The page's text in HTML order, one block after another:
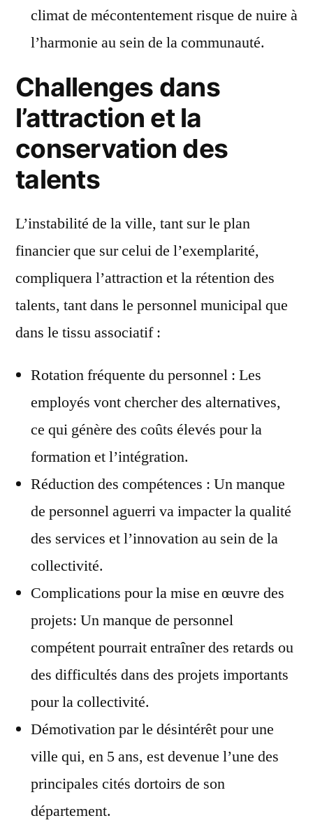
climat de mécontentement risque de nuire à
l’harmonie au sein de la communauté.
Challenges dans
l’attraction et la
conservation des
talents
L’instabilité de la ville, tant sur le plan
financier que sur celui de l’exemplarité,
compliquera l’attraction et la rétention des
talents, tant dans le personnel municipal que
dans le tissu associatif :
Rotation fréquente du personnel : Les
employés vont chercher des alternatives,
ce qui génère des coûts élevés pour la
formation et l’intégration.
Réduction des compétences : Un manque
de personnel aguerri va impacter la qualité
des services et l’innovation au sein de la
collectivité.
Complications pour la mise en œuvre des
projets: Un manque de personnel
compétent pourrait entraîner des retards ou
des difficultés dans des projets importants
pour la collectivité.
Démotivation par le désintérêt pour une
ville qui, en 5 ans, est devenue l’une des
principales cités dortoirs de son
département.